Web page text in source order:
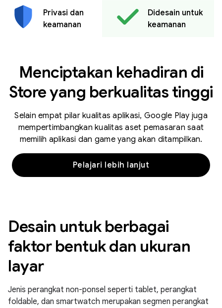
Privasi dan
keamanan
Didesain untuk
keamanan
Menciptakan kehadiran di
Store yang berkualitas tinggi
Selain empat pilar kualitas aplikasi, Google Play juga
mempertimbangkan kualitas aset pemasaran saat
memilih aplikasi dan game yang akan ditampilkan.
Pelajari lebih lanjut
Desain untuk berbagai
faktor bentuk dan ukuran
layar
Jenis perangkat non-ponsel seperti tablet, perangkat
foldable, dan smartwatch merupakan segmen perangkat